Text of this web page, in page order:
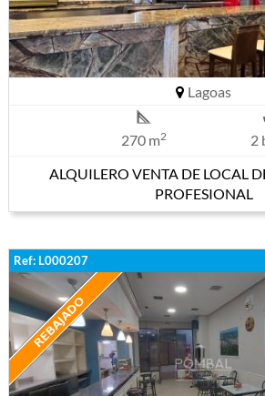
Lagoas
270 m2
2
ALQUILERO VENTA DE LOCAL
PROFESIONAL
Ref: L000207